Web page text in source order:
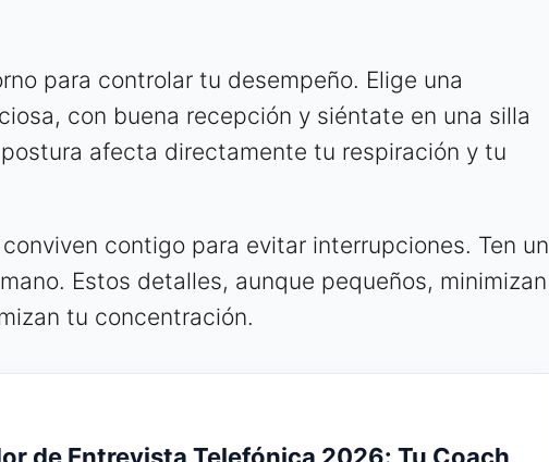
para controlar tu desempeño. Elige una
con buena recepción y siéntate en una silla
afecta directamente tu respiración y tu
contigo para evitar interrupciones. Ten un
Estos detalles, aunque pequeños, minimizan
tu concentración.